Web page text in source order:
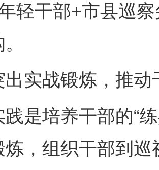
轻干部+市县巡
战锻炼，推动
培养干部的“练
炼，组织干部到